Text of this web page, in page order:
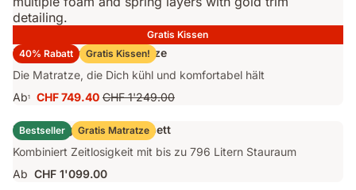
Gratis Kissen
40% Rabatt
Gratis Kissen!
Emma Original Pro Matratze
Die Matratze, die Dich kühl und komfortabel hält
Ab1
Preis
CHF 749.40
CHF 749.40 Ursprünglicher
Preis
CHF 1'249.00
CHF 1'249.00
Bestseller Gratis Matratze
Emma Original Stauraumbett
Kombiniert Zeitlosigkeit mit bis zu 796 Litern Stauraum
Ab CHF 1'099.00